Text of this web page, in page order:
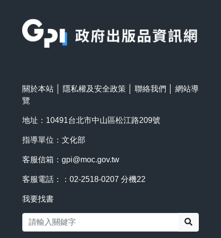
關於本站 隱私權及安全政策 聯絡我們
網站導
覽
地址：10491台北市中山區松江路209號
指導單位：文化部
客服信箱： gpi@moc.gov.tw
客服電話：：02-2518-0207 分機22
我要找書